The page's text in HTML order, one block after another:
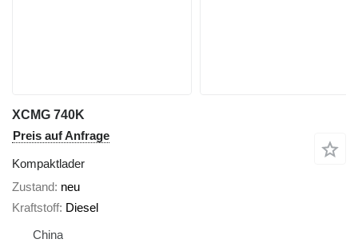
XCMG 740K
Preis auf Anfrage
Kompaktlader
Zustand neu
Kraftstoff Diesel
China